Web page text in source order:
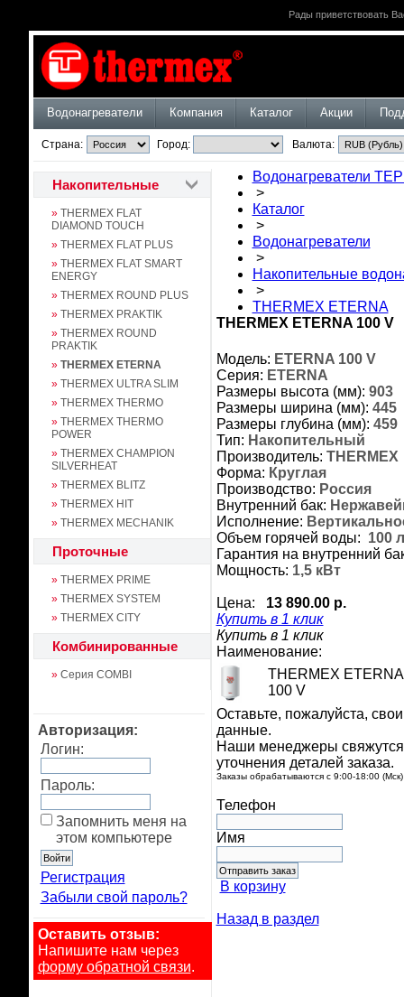
Рады приветствовать
Водонагреватели Компания Каталог Акции
Страна: Город: Валюта:
Накопительные
» THERMEX FLAT
DIAMOND TOUCH
» THERMEX FLAT PLUS
» THERMEX FLAT SMART
ENERGY
» THERMEX ROUND PLUS
» THERMEX PRAKTIK
» THERMEX ROUND
PRAKTIK
» THERMEX ETERNA
» THERMEX ULTRA SLIM
» THERMEX THERMO
» THERMEX THERMO
POWER
» THERMEX CHAMPION
SILVERHEAT
» THERMEX BLITZ
» THERMEX HIT
» THERMEX MECHANIK
Проточные
» THERMEX PRIME
» THERMEX SYSTEM
» THERMEX CITY
Комбинированные
» Серия COMBI
Авторизация:
Логин:
Пароль:
Запомнить меня на
этом компьютере
Регистрация
Забыли свой пароль?
Оставить отзыв:
Напишите нам через
форму обратной связи.
Водонагреватели
>
Каталог
>
Водонагреватели
>
Накопительные
>
THERMEX ETERNA
THERMEX ETERNA 100 V
Модель: ETERNA 100 V
Серия: ETERNA
Размеры высота (мм): 903
Размеры ширина (мм): 445
Размеры глубина (мм): 459
Тип: Накопительный
Производитель: THERMEX
Форма: Круглая
Производство: Россия
Внутренний бак:
Исполнение:
Объем горячей воды: 100 л
Гарантия на внутренний
Мощность: 1,5 кВт
Цена: 13 890.00 р.
Купить в 1 клик
Купить в 1 клик
Наименование:
THERMEX ETERNA
100 V
Оставьте, пожалуйста,
данные.
Наши менеджеры
уточнения деталей заказа.
Заказы обрабатываются с 9:00-18:00
Телефон
Имя
В корзину
Назад в раздел